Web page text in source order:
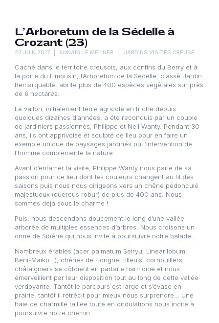
L’Arboretum de la Sédelle à
Crozant (23)
23 JUIN 2017 ANNAÏG LE MELINER JARDINS VISITÉS CREUSE
Caché dans le territoire creusois, aux confins du Berry et à
la porte du Limousin, l’Arboretum de la Sédelle, classé Jardin
Remarquable, abrite plus de 400 espèces végétales sur près
de 6 hectares.
Le vallon, initialement terre agricole en friche depuis
quelques dizaines d’années, a été reconquis par un couple
de jardiniers passionnés, Philippe et Nell Wanty. Pendant 30
ans, ils ont apprivoisé et sculpté ce lieu pour en faire un
exemple unique de paysages jardinés où l’intervention de
l’homme complémente la nature.
Avant d’entamer la visite, Philippe Wanty nous parle de sa
passion pour ce lieu dont les couleurs changent au fil des
saisons puis nous nous dirigeons vers un chêne pédonculé
majestueux (quercus robur) de plus de 400 ans. Nous
sommes déjà sous le charme !
Puis, nous descendons doucement le long d’une vallée
arborée de multiples essences d’arbres. Nous croisons un
orme de Sibérie qui nous invite à poursuivre notre balade….
Nombreux érables (acer palmatum Seiryu, Linearilobum,
Beni-Maiko…), chênes de Hongrie, tilleuls, cornouillers,
châtaigniers se côtoient en parfaite harmonie et nous
émerveillent par leur disposition tout au long de cette vallée
verdoyante. Tantôt le parcours est large et s’évase en
prairie, tantôt il rétrécit pour mieux nous surprendre… Une
haie de charmille taillée toute en ondulations nous incite à
poursuivre notre chemin.